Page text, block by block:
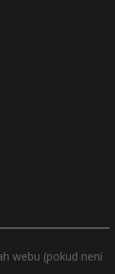
webu (pokud není